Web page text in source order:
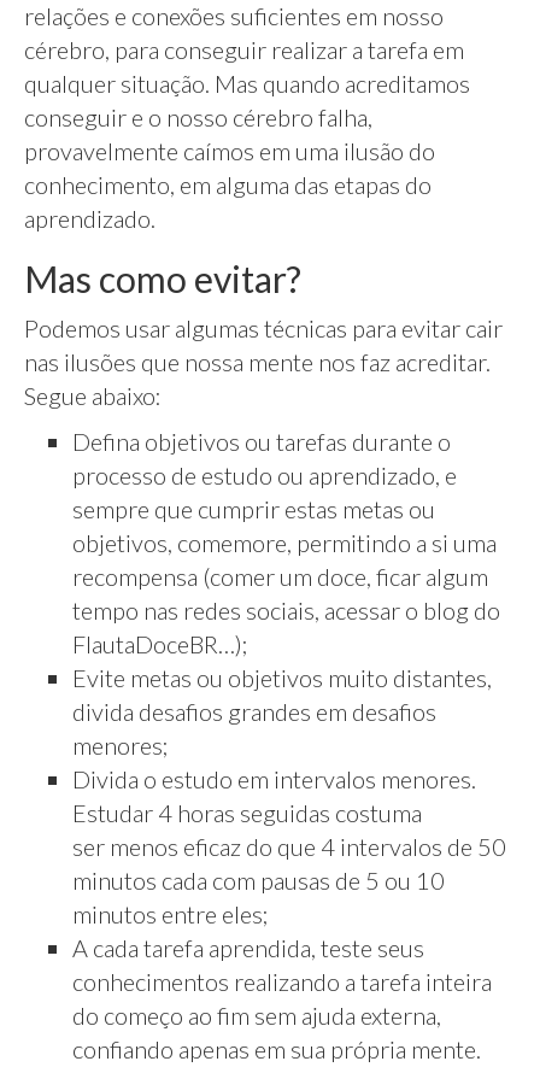
relações e conexões suficientes em nosso
cérebro, para conseguir realizar a tarefa em
qualquer situação. Mas quando acreditamos
conseguir e o nosso cérebro falha,
provavelmente caímos em uma ilusão do
conhecimento, em alguma das etapas do
aprendizado.
Mas como evitar?
Podemos usar algumas técnicas para evitar cair
nas ilusões que nossa mente nos faz acreditar.
Segue abaixo:
Defina objetivos ou tarefas durante o
processo de estudo ou aprendizado, e
sempre que cumprir estas metas ou
objetivos, comemore, permitindo a si uma
recompensa (comer um doce, ficar algum
tempo nas redes sociais, acessar o blog do
FlautaDoceBR…);
Evite metas ou objetivos muito distantes,
divida desafios grandes em desafios
menores;
Divida o estudo em intervalos menores.
Estudar 4 horas seguidas costuma
ser menos eficaz do que 4 intervalos de 50
minutos cada com pausas de 5 ou 10
minutos entre eles;
A cada tarefa aprendida, teste seus
conhecimentos realizando a tarefa inteira
do começo ao fim sem ajuda externa,
confiando apenas em sua própria mente.